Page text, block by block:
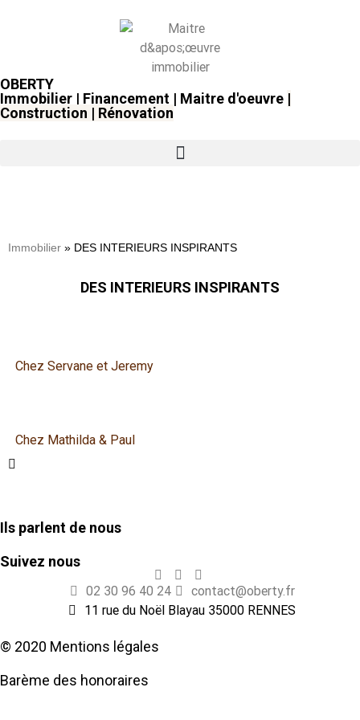
OBERTY
Immobilier | Financement | Maitre d'oeuvre |
Construction | Rénovation
Immobilier » DES INTERIEURS INSPIRANTS
DES INTERIEURS INSPIRANTS
Chez Servane et Jeremy
Chez Mathilda & Paul
Ils parlent de nous
Suivez nous
02 30 96 40 24
contact@oberty.fr
11 rue du Noël Blayau 35000 RENNES
© 2020 Mentions légales
Barème des honoraires